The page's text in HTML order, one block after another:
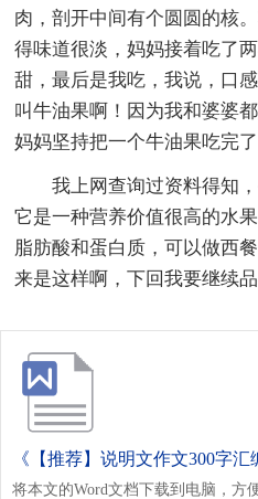
肉，剖开中间有个圆圆的核
得味道很淡，妈妈接着吃了
甜，最后是我吃，我说，口
叫牛油果啊！因为我和婆婆
妈妈坚持把一个牛油果吃完了
我上网查询过资料得知
它是一种营养价值很高的水
脂肪酸和蛋白质，可以做西
来是这样啊，下回我要继续品
《【推荐】说明文作文300字汇
将本文的Word文档下载到电脑，方